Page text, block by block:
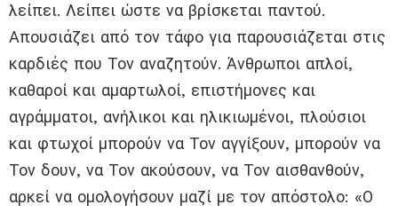
λείπει. Λείπει ώστε να βρίσκεται παντού.
Απουσιάζει από τον τάφο για παρουσιάζεται στις
καρδιές που Τον αναζητούν. Άνθρωποι απλοί,
καθαροί και αμαρτωλοί, επιστήμονες και
αγράμματοι, ανήλικοι και ηλικιωμένοι, πλούσιοι
και φτωχοί μπορούν να Τον αγγίξουν, μπορούν να
Τον δουν, να Τον ακούσουν, να Τον αισθανθούν,
αρκεί να ομολογήσουν μαζί με τον απόστολο: «Ο